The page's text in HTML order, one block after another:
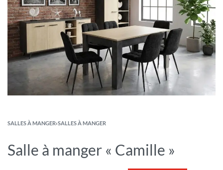
SALLES À MANGER›SALLES À MANGER
Salle à manger « Camille »